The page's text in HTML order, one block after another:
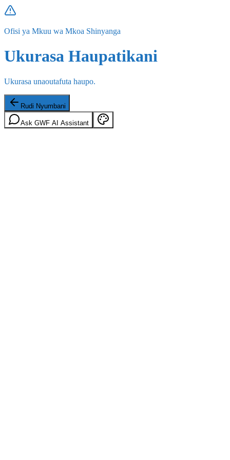
Ofisi ya Mkuu wa Mkoa Shinyanga
Ukurasa Haupatikani
Ukurasa unaoutafuta haupo.
Rudi Nyumbani
Ask GWF AI Assistant